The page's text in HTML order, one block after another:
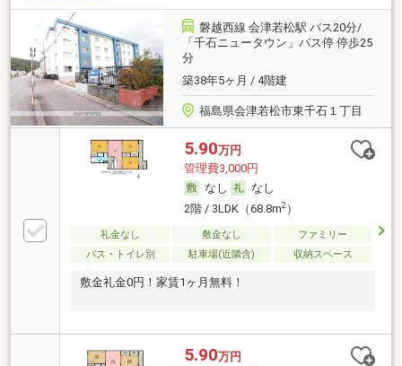
磐越西線 会津若松駅 バス20分/
「千石ニュータウン」バス停 停歩25
分
築38年5ヶ月 / 4階建
福島県会津若松市東千石１丁目
5.90万円
管理費3,000円
なし
なし
2階 / 3LDK（68.8m2）
礼金なし 敷金なし
ファミリー
バス・トイレ別
駐車場(近隣含) 収納スペース
敷金礼金0円！家賃1ヶ月無料！
5.90万円